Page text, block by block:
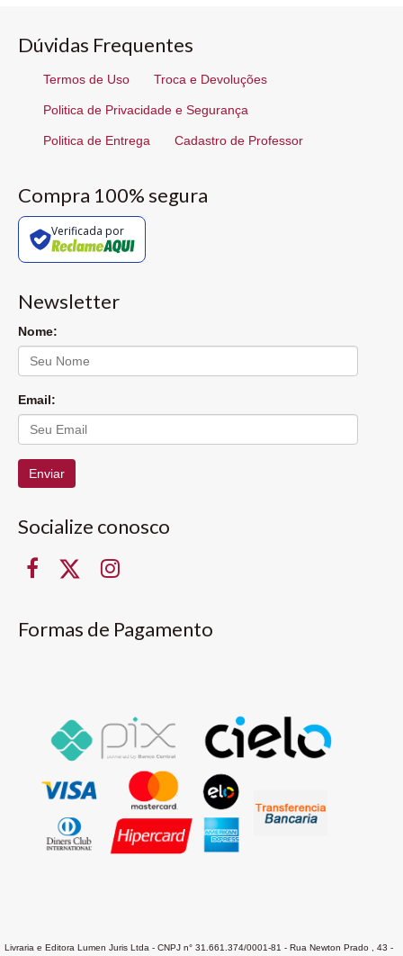
Dúvidas Frequentes
Termos de Uso Troca e Devoluções
Politica de Privacidade e Segurança
Politica de Entrega Cadastro de Professor
Compra 100% segura
Verificada por
Newsletter
Nome:
Email:
Enviar
Socialize conosco
Formas de Pagamento
Livraria e Editora Lumen Juris Ltda - CNPJ n° 31.661.374/0001-81 - Rua Newton Prado , 43 -